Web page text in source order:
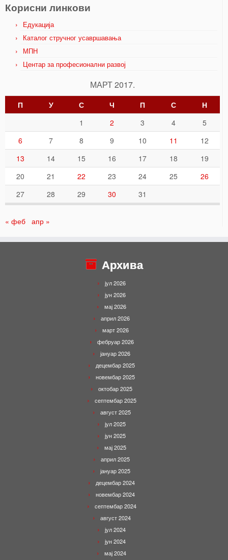
Корисни линкови
Едукација
Каталог стручног усавршавања
МПН
Центар за професионални развој
МАРТ 2017.
П У С Ч П С
Н
1
2 3 4
5
6
7 8 9 10 11
12
13
14 15 16 17 18
19
20
21 22 23 24 25
26
27
28 29 30 31
« феб апр »
Архива
јул 2026
јун 2026
мај 2026
април 2026
март 2026
фебруар 2026
јануар 2026
децембар 2025
новембар 2025
октобар 2025
септембар 2025
август 2025
јул 2025
јун 2025
мај 2025
април 2025
јануар 2025
децембар 2024
новембар 2024
септембар 2024
август 2024
јул 2024
јун 2024
мај 2024